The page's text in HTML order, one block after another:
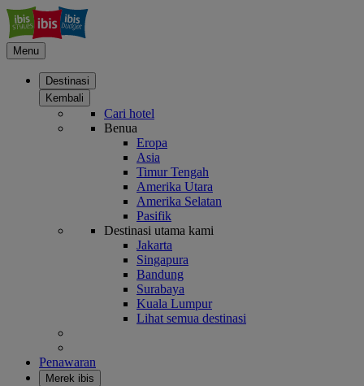
Menu
Destinasi
Kembali
Cari hotel
Benua
Eropa
Asia
Timur Tengah
Amerika Utara
Amerika Selatan
Pasifik
Destinasi utama kami
Jakarta
Singapura
Bandung
Surabaya
Kuala Lumpur
Lihat semua destinasi
Penawaran
Merek ibis